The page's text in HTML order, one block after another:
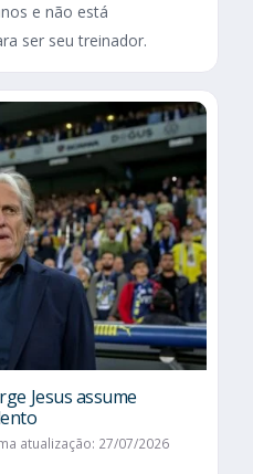
e não está
ser seu treinador.
Jesus assume
atualização: 27/07/2026